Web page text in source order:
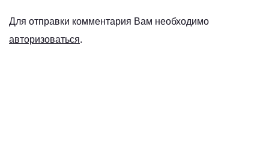
Для отправки комментария Вам необходимо
авторизоваться.